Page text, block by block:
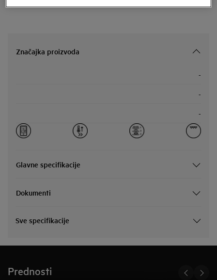
Značajka proizvoda
-
-
-
Glavne specifikacije
Dokumenti
Sve specifikacije
Prednosti